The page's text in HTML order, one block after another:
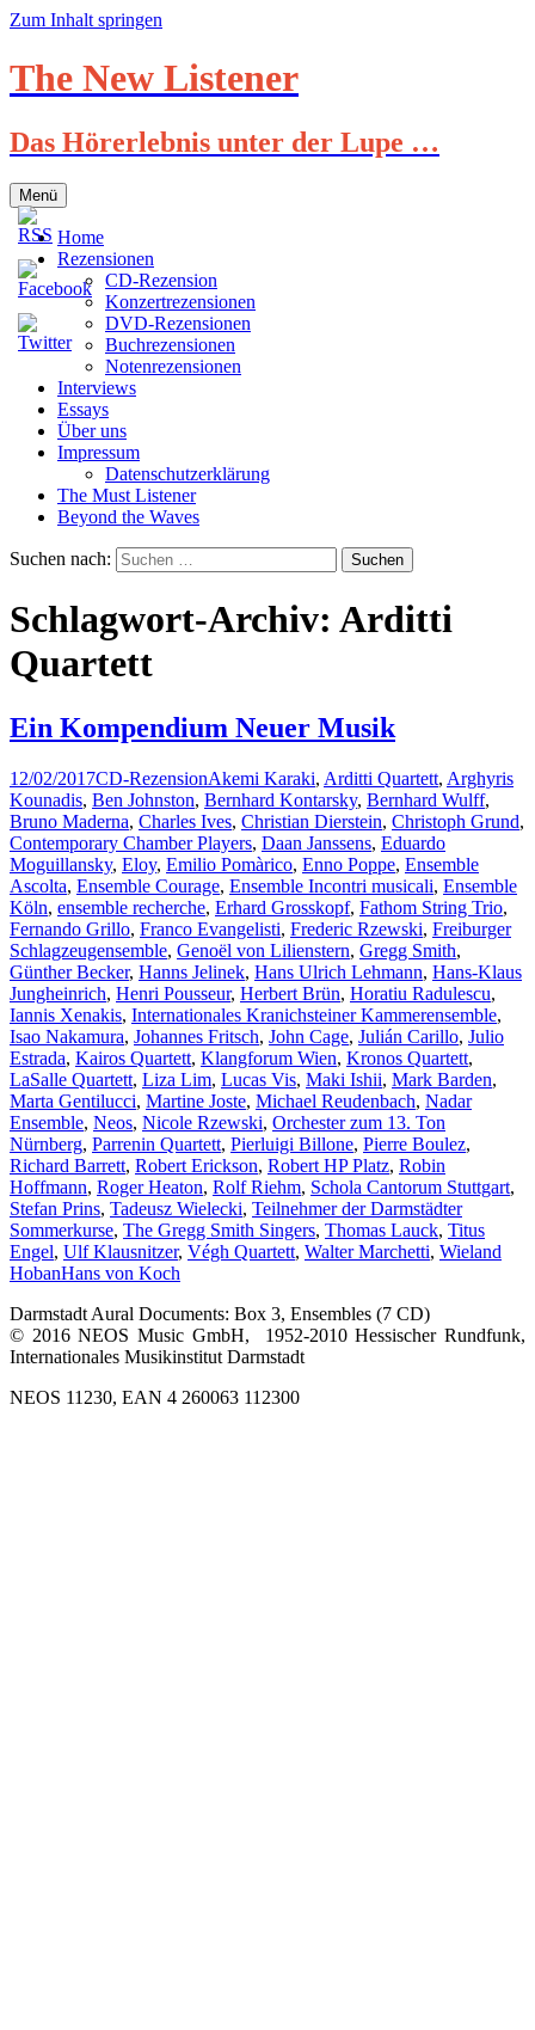
Zum Inhalt springen
The New Listener
Das Hörerlebnis unter der Lupe …
Menü
Home
Rezensionen
CD-Rezension
Konzertrezensionen
DVD-Rezensionen
Buchrezensionen
Notenrezensionen
Interviews
Essays
Über uns
Impressum
Datenschutzerklärung
The Must Listener
Beyond the Waves
Suchen nach:
Schlagwort-Archiv: Arditti
Quartett
Ein Kompendium Neuer Musik
12/02/2017CD-RezensionAkemi Karaki, Arditti Quartett, Arghyris
Kounadis, Ben Johnston, Bernhard Kontarsky, Bernhard Wulff,
Bruno Maderna, Charles Ives, Christian Dierstein, Christoph Grund,
Contemporary Chamber Players, Daan Janssens, Eduardo
Moguillansky, Eloy, Emilio Pomàrico, Enno Poppe, Ensemble
Ascolta, Ensemble Courage, Ensemble Incontri musicali, Ensemble
Köln, ensemble recherche, Erhard Grosskopf, Fathom String Trio,
Fernando Grillo, Franco Evangelisti, Frederic Rzewski, Freiburger
Schlagzeugensemble, Genoël von Lilienstern, Gregg Smith,
Günther Becker, Hanns Jelinek, Hans Ulrich Lehmann, Hans-Klaus
Jungheinrich, Henri Pousseur, Herbert Brün, Horatiu Radulescu,
Iannis Xenakis, Internationales Kranichsteiner Kammerensemble,
Isao Nakamura, Johannes Fritsch, John Cage, Julián Carillo, Julio
Estrada, Kairos Quartett, Klangforum Wien, Kronos Quartett,
LaSalle Quartett, Liza Lim, Lucas Vis, Maki Ishii, Mark Barden,
Marta Gentilucci, Martine Joste, Michael Reudenbach, Nadar
Ensemble, Neos, Nicole Rzewski, Orchester zum 13. Ton
Nürnberg, Parrenin Quartett, Pierluigi Billone, Pierre Boulez,
Richard Barrett, Robert Erickson, Robert HP Platz, Robin
Hoffmann, Roger Heaton, Rolf Riehm, Schola Cantorum Stuttgart,
Stefan Prins, Tadeusz Wielecki, Teilnehmer der Darmstädter
Sommerkurse, The Gregg Smith Singers, Thomas Lauck, Titus
Engel, Ulf Klausnitzer, Végh Quartett, Walter Marchetti, Wieland
HobanHans von Koch
Darmstadt Aural Documents: Box 3, Ensembles (7 CD)
© 2016 NEOS Music GmbH, 1952-2010 Hessischer Rundfunk,
Internationales Musikinstitut Darmstadt
NEOS 11230, EAN 4 260063 112300